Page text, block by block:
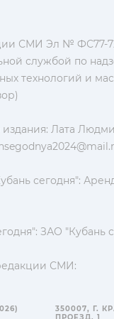
СМИ Эл № ФС77-
службой по
технологий и
издания: Лата
сегодня":
ЗАО "Кубань
СМИ:
350007, Г.
ПРОЕЗД, 1